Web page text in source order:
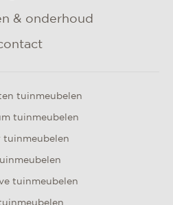
& onderhoud
tuinmeubelen
tuinmeubelen
tuinmeubelen
tuinmeubelen